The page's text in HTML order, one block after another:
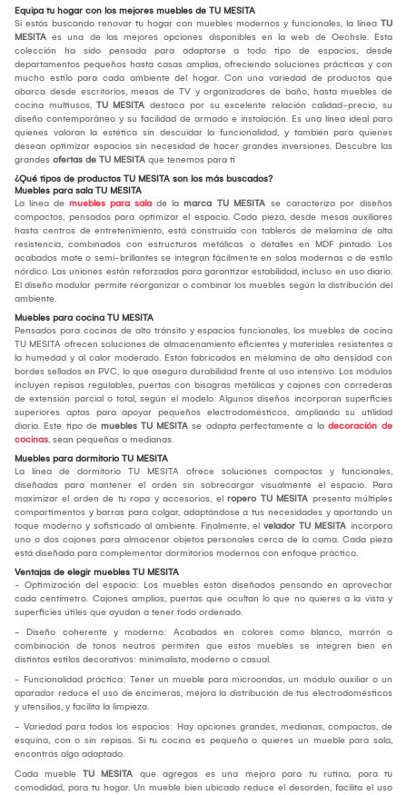
Equipa tu hogar con los mejores muebles de TU MESITA
Si estás buscando renovar tu hogar con muebles modernos y funcionales, la línea TU
MESITA es una de las mejores opciones disponibles en la web de Oechsle. Esta
colección ha sido pensada para adaptarse a todo tipo de espacios, desde
departamentos pequeños hasta casas amplias, ofreciendo soluciones prácticas y con
mucho estilo para cada ambiente del hogar. Con una variedad de productos que
abarca desde escritorios, mesas de TV y organizadores de baño, hasta muebles de
cocina multiusos, TU MESITA destaca por su excelente relación calidad-precio, su
diseño contemporáneo y su facilidad de armado e instalación. Es una línea ideal para
quienes valoran la estética sin descuidar la funcionalidad, y también para quienes
desean optimizar espacios sin necesidad de hacer grandes inversiones. Descubre las
grandes ofertas de TU MESITA que tenemos para ti
¿Qué tipos de productos TU MESITA son los más buscados?
Muebles para sala TU MESITA
La línea de muebles para sala de la marca TU MESITA se caracteriza por diseños
compactos, pensados para optimizar el espacio. Cada pieza, desde mesas auxiliares
hasta centros de entretenimiento, está construida con tableros de melamina de alta
resistencia, combinados con estructuras metálicas o detalles en MDF pintado. Los
acabados mate o semi-brillantes se integran fácilmente en salas modernas o de estilo
nórdico. Las uniones están reforzadas para garantizar estabilidad, incluso en uso diario.
El diseño modular permite reorganizar o combinar los muebles según la distribución del
ambiente.
Muebles para cocina TU MESITA
Pensados para cocinas de alto tránsito y espacios funcionales, los muebles de cocina
TU MESITA ofrecen soluciones de almacenamiento eficientes y materiales resistentes a
la humedad y al calor moderado. Están fabricados en melamina de alta densidad con
bordes sellados en PVC, lo que asegura durabilidad frente al uso intensivo. Los módulos
incluyen repisas regulables, puertas con bisagras metálicas y cajones con correderas
de extensión parcial o total, según el modelo. Algunos diseños incorporan superficies
superiores aptas para apoyar pequeños electrodomésticos, ampliando su utilidad
diaria. Este tipo de muebles TU MESITA se adapta perfectamente a la decoración de
cocinas, sean pequeñas o medianas.
Muebles para dormitorio TU MESITA
La línea de dormitorio TU MESITA ofrece soluciones compactas y funcionales,
diseñadas para mantener el orden sin sobrecargar visualmente el espacio. Para
maximizar el orden de tu ropa y accesorios, el ropero TU MESITA presenta múltiples
compartimentos y barras para colgar, adaptándose a tus necesidades y aportando un
toque moderno y sofisticado al ambiente. Finalmente, el velador TU MESITA incorpora
uno o dos cajones para almacenar objetos personales cerca de la cama. Cada pieza
está diseñada para complementar dormitorios modernos con enfoque práctico.
Ventajas de elegir muebles TU MESITA
- Optimización del espacio: Los muebles están diseñados pensando en aprovechar
cada centímetro. Cajones amplios, puertas que ocultan lo que no quieres a la vista y
superficies útiles que ayudan a tener todo ordenado.
- Diseño coherente y moderno: Acabados en colores como blanco, marrón o
combinación de tonos neutros permiten que estos muebles se integren bien en
distintos estilos decorativos: minimalista, moderno o casual.
- Funcionalidad práctica: Tener un mueble para microondas, un módulo auxiliar o un
aparador reduce el uso de encimeras, mejora la distribución de tus electrodomésticos
y utensilios, y facilita la limpieza.
- Variedad para todos los espacios: Hay opciones grandes, medianas, compactas, de
esquina, con o sin repisas. Si tu cocina es pequeña o quieres un mueble para sala,
encontrás algo adaptado.
Cada mueble TU MESITA que agregas es una mejora para tu rutina, para tu
comodidad, para tu hogar. Un mueble bien ubicado reduce el desorden, facilita el uso